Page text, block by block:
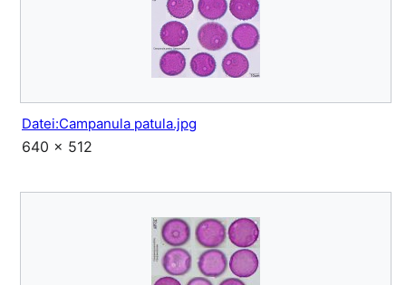
Datei:Campanula patula.jpg
640 × 512